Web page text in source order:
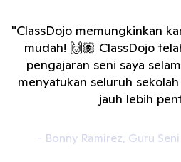
"ClassDojo memungkinkan
mudah! 🙌🏽 ClassDojo
pengajaran seni saya
menyatukan seluruh
jauh lebih
- Bonny Ramirez, Guru